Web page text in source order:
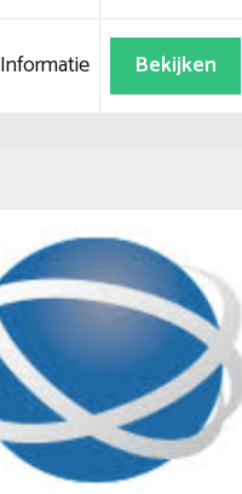
Informatie Bekijken